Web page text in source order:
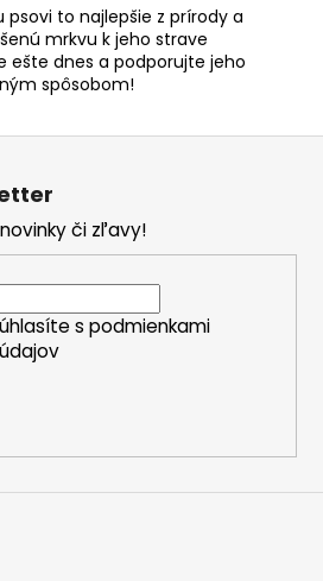
psovi to najlepšie z prírody a
mrkvu k jeho strave
ešte dnes a podporujte jeho
spôsobom!
či zľavy!
s podmienkami